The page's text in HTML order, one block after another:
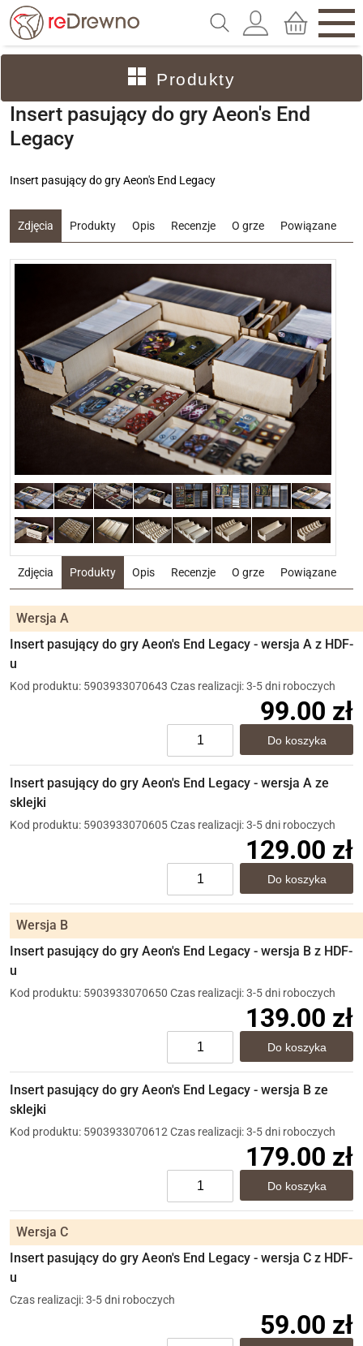
Produkty
Insert pasujący do gry Aeon's End
Legacy
Insert pasujący do gry Aeon's End Legacy
Zdjęcia Produkty Opis Recenzje O grze Powiązane
Zdjęcia Produkty Opis Recenzje O grze Powiązane
Wersja A
Insert pasujący do gry Aeon's End Legacy - wersja A z HDF-
u
Kod produktu: 5903933070643 Czas realizacji: 3-5 dni roboczych
99.00 zł
Insert pasujący do gry Aeon's End Legacy - wersja A ze
sklejki
Kod produktu: 5903933070605Czas realizacji: 3-5 dni roboczych
129.00 zł
Wersja B
Insert pasujący do gry Aeon's End Legacy - wersja B z HDF-
u
Kod produktu: 5903933070650 Czas realizacji: 3-5 dni roboczych
139.00 zł
Insert pasujący do gry Aeon's End Legacy - wersja B ze
sklejki
Kod produktu: 5903933070612 Czas realizacji: 3-5 dni roboczych
179.00 zł
Wersja C
Insert pasujący do gry Aeon's End Legacy - wersja C z HDF-
u
Czas realizacji: 3-5 dni roboczych
59.00 zł